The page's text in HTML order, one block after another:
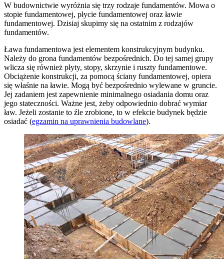
W budownictwie wyróżnia się trzy rodzaje fundamentów. Mowa o
stopie fundamentowej, płycie fundamentowej oraz ławie
fundamentowej. Dzisiaj skupimy się na ostatnim z rodzajów
fundamentów.
Ława fundamentowa jest elementem konstrukcyjnym budynku.
Należy do grona fundamentów bezpośrednich. Do tej samej grupy
wlicza się również płyty, stopy, skrzynie i ruszty fundamentowe.
Obciążenie konstrukcji, za pomocą ściany fundamentowej, opiera
się właśnie na ławie. Mogą być bezpośrednio wylewane w gruncie.
Jej zadaniem jest zapewnienie minimalnego osiadania domu oraz
jego stateczności. Ważne jest, żeby odpowiednio dobrać wymiar
ław. Jeżeli zostanie to źle zrobione, to w efekcie budynek będzie
osiadać (egzamin na uprawnienia budowlane).